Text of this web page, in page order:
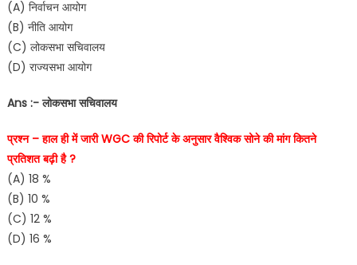
(A) निर्वाचन आयोग
(B) नीति आयोग
(C) लोकसभा सचिवालय
(D) राज्यसभा आयोग
Ans :- लोकसभा सचिवालय
प्रश्न – हाल ही में जारी WGC की रिपोर्ट के अनुसार वैश्विक सोने की मांग कितने
प्रतिशत बढ़ी है ?
(A) 18 %
(B) 10 %
(C) 12 %
(D) 16 %